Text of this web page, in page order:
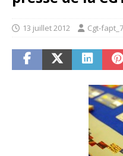
13 juillet 2012 Cgt-